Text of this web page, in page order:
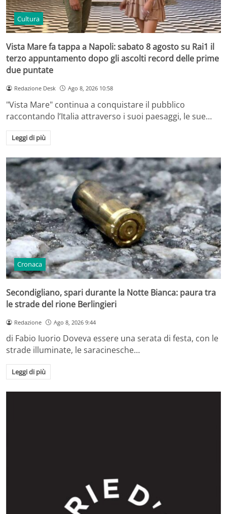
Cultura
Vista Mare fa tappa a Napoli: sabato 8 agosto su Rai1 il
terzo appuntamento dopo gli ascolti record delle prime
due puntate
Redazione Desk Ago 8, 2026 10:58
"Vista Mare" continua a conquistare il pubblico
raccontando l’Italia attraverso i suoi paesaggi, le sue…
Leggi di più
Cronaca
Secondigliano, spari durante la Notte Bianca: paura tra
le strade del rione Berlingieri
Redazione Ago 8, 2026 9:44
di Fabio Iuorio Doveva essere una serata di festa, con le
strade illuminate, le saracinesche…
Leggi di più